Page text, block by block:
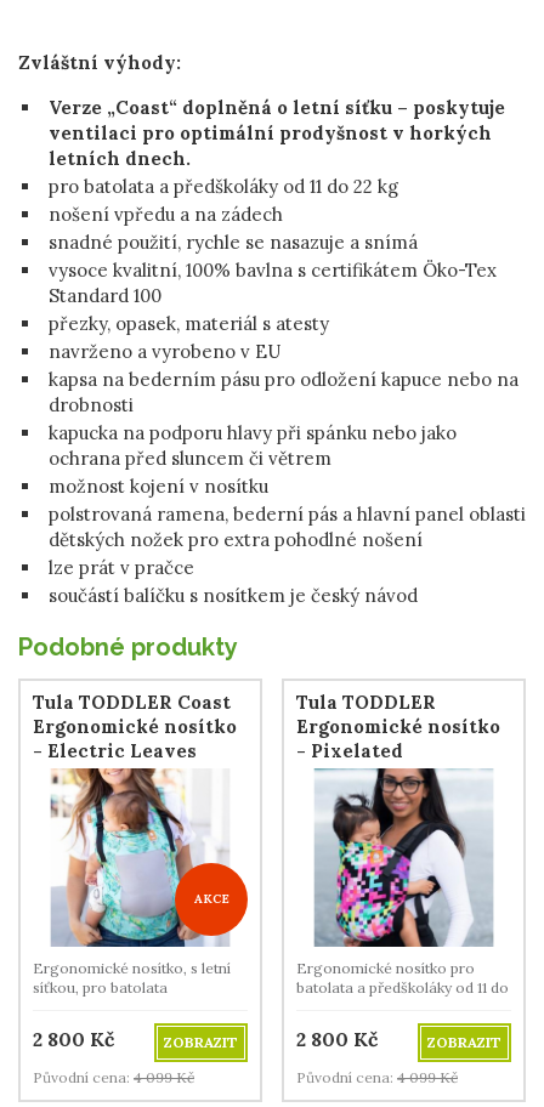
Zvláštní výhody:
Verze „Coast“ doplněná o letní síťku – poskytuje
ventilaci pro optimální prodyšnost v horkých
letních dnech.
pro batolata a předškoláky od 11 do 22 kg
nošení vpředu a na zádech
snadné použití, rychle se nasazuje a snímá
vysoce kvalitní, 100% bavlna s certifikátem Öko-Tex
Standard 100
přezky, opasek, materiál s atesty
navrženo a vyrobeno v EU
kapsa na bederním pásu pro odložení kapuce nebo na
drobnosti
kapucka na podporu hlavy při spánku nebo jako
ochrana před sluncem či větrem
možnost kojení v nosítku
polstrovaná ramena, bederní pás a hlavní panel oblasti
dětských nožek pro extra pohodlné nošení
lze prát v pračce
součástí balíčku s nosítkem je český návod
Podobné produkty
Tula TODDLER Coast
Ergonomické nosítko
- Electric Leaves
AKCE
Ergonomické nosítko, s letní
síťkou, pro batolata
2 800 Kč
ZOBRAZIT
Původní cena: 4 099 Kč
Tula TODDLER
Ergonomické nosítko
- Pixelated
Ergonomické nosítko pro
batolata a předškoláky od 11 do
2 800 Kč
ZOBRAZIT
Původní cena: 4 099 Kč